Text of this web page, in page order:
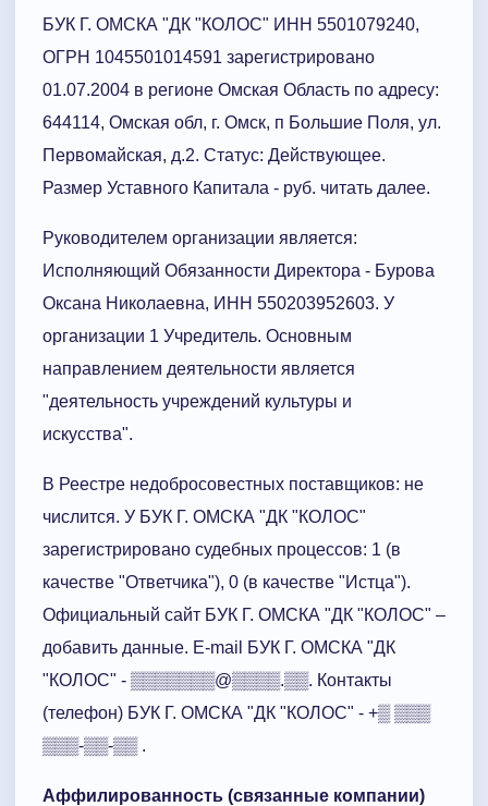
БУК Г. ОМСКА "ДК "КОЛОС" ИНН 5501079240,
ОГРН 1045501014591 зарегистрировано
01.07.2004 в регионе Омская Область по адресу:
644114, Омская обл, г. Омск, п Большие Поля, ул.
Первомайская, д.2. Статус: Действующее.
Размер Уставного Капитала - руб. читать далее.
Руководителем организации является:
Исполняющий Обязанности Директора - Бурова
Оксана Николаевна, ИНН 550203952603. У
организации 1 Учредитель. Основным
направлением деятельности является
"деятельность учреждений культуры и
искусства".
В Реестре недобросовестных поставщиков: не
числится. У БУК Г. ОМСКА "ДК "КОЛОС"
зарегистрировано судебных процессов: 1 (в
качестве "Ответчика"), 0 (в качестве "Истца").
Официальный сайт БУК Г. ОМСКА "ДК "КОЛОС" –
добавить данные. E-mail БУК Г. ОМСКА "ДК
"КОЛОС" - ▒▒▒▒▒▒▒@▒▒▒▒.▒▒. Контакты
(телефон) БУК Г. ОМСКА "ДК "КОЛОС" - +▒ ▒▒▒
▒▒▒-▒▒-▒▒ .
Aффилированность (связанные компании)